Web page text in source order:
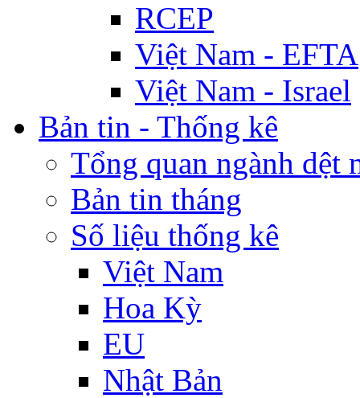
RCEP
Việt Nam - EFTA
Việt Nam - Israel
Bản tin - Thống kê
Tổng quan ngành dệt
Bản tin tháng
Số liệu thống kê
Việt Nam
Hoa Kỳ
EU
Nhật Bản